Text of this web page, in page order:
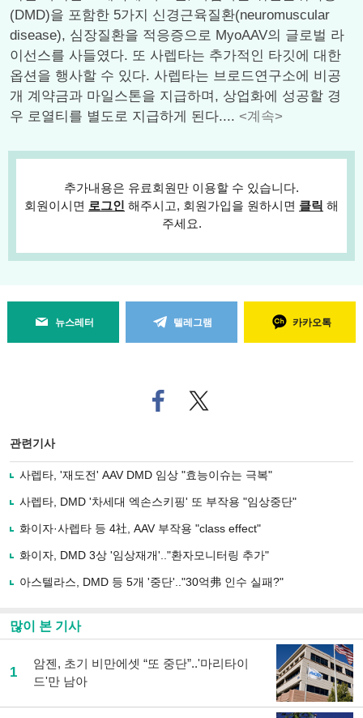
(DMD)을 포함한 5가지 신경근육질환(neuromuscular
disease), 심장질환을 적응증으로 MyoAAV의 글로벌 라
이선스를 사들였다. 또 사렙타는 추가적인 타깃에 대한
옵션을 행사할 수 있다. 사렙타는 브로드연구소에 비공
개 계약금과 마일스톤을 지급하며, 상업화에 성공할 경
우 로열티를 별도로 지급하게 된다.... <계속>
추가내용은 유료회원만 이용할 수 있습니다.
회원이시면 로그인 해주시고, 회원가입을 원하시면 클릭 해
주세요.
뉴스레터 텔레그램 카카오톡
페
이
로
기
사
유
기
트위
터로
관련기사
사렙타, '재도전' AAV DMD 임상 "효능이슈는 극복"
사렙타, DMD '차세대 엑손스키핑' 또 부작용 "임상중단"
화이자·사렙타 등 4社, AAV 부작용 "class effect"
화이자, DMD 3상 '임상재개'.."환자모니터링 추가"
아스텔라스, DMD 등 5개 '중단'.."30억弗 인수 실패?"
많이 본 기사
1
암젠, 초기 비만에셋 “또 중단”..'마리타이
드'만 남아